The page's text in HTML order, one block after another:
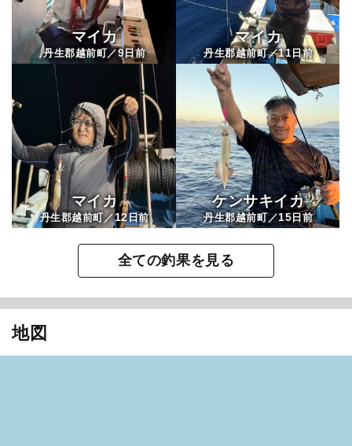
マイカ
丹生郡越前町／9日前
マイカ
丹生郡越前町／11日前
マイカ
丹生郡越前町／12日前
ケンサキイカ
丹生郡越前町／15 日前
全ての釣果を見る
地図